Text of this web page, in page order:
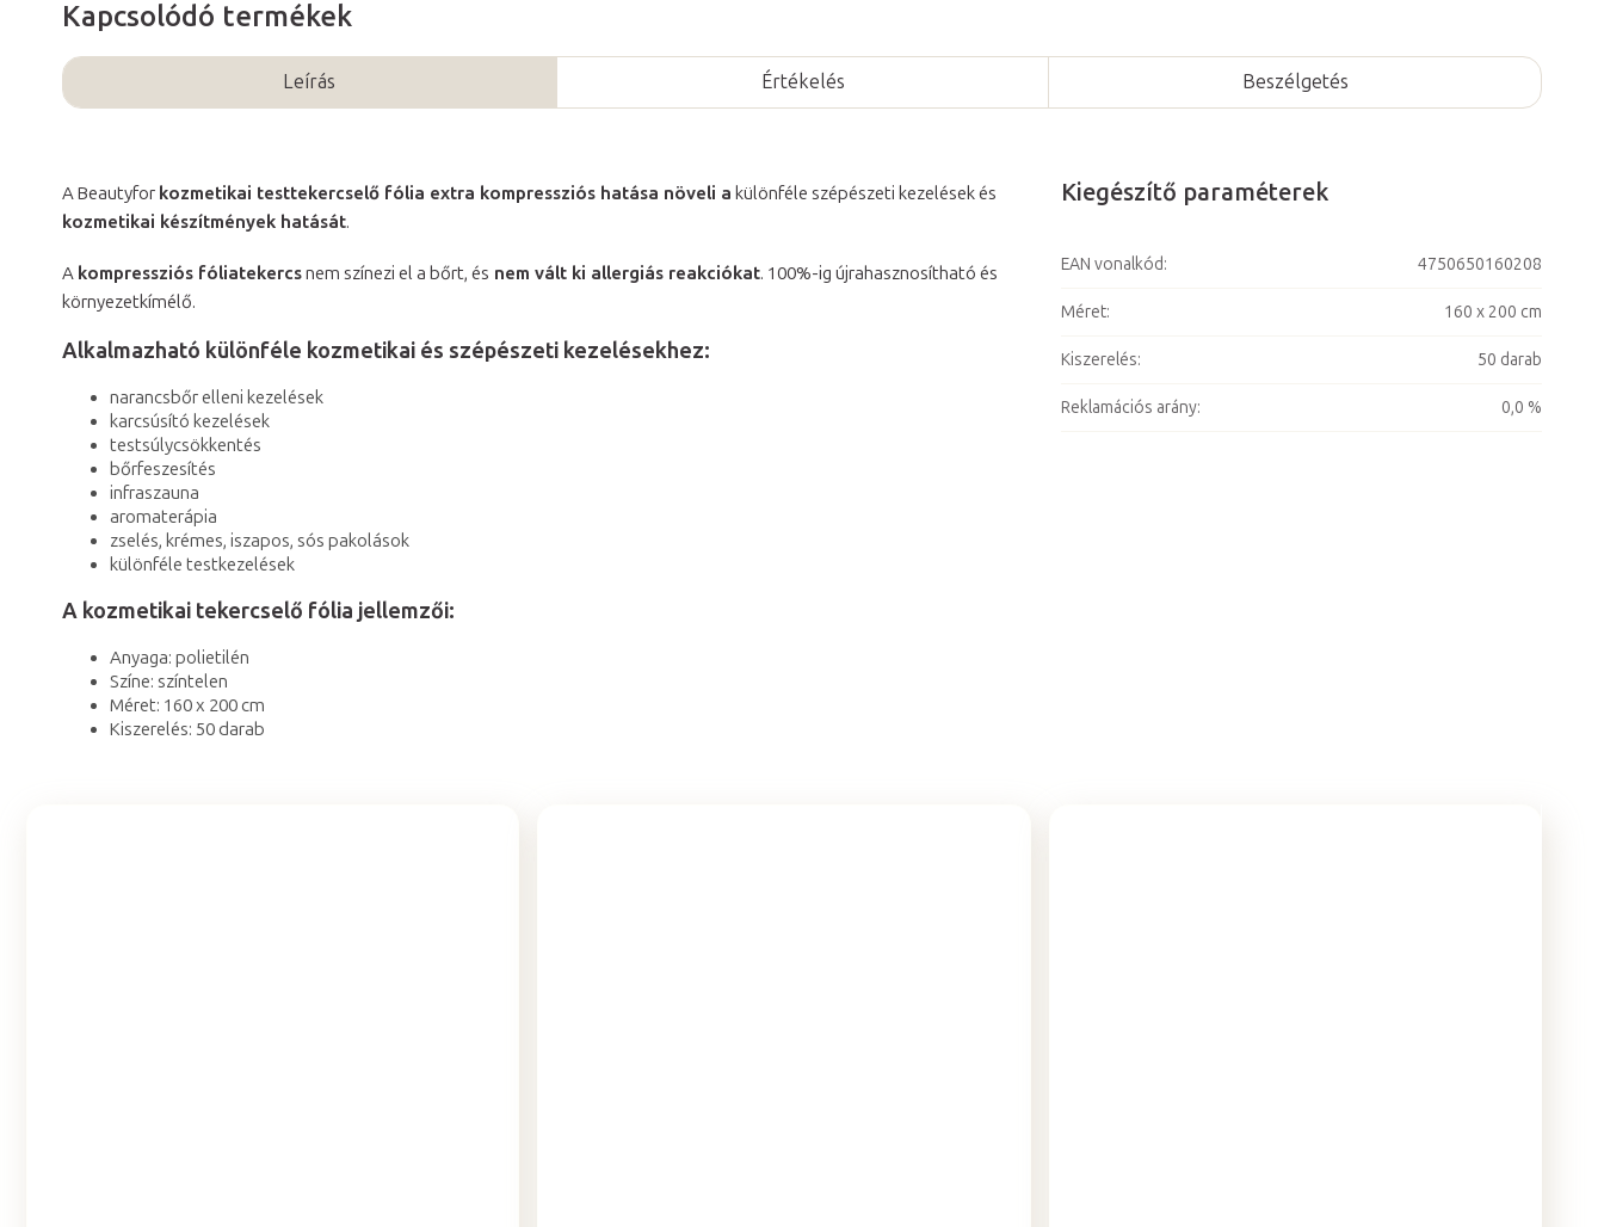
Kapcsolódó termékek
Leírás Értékelés Beszélgetés
A Beautyfor kozmetikai testtekercselő fólia extra kompressziós hatása növeli a különféle szépészeti kezelések és
kozmetikai készítmények hatását.
A kompressziós fóliatekercsnem színezi el a bőrt, és nem vált ki allergiás reakciókat. 100%-ig újrahasznosítható és
környezetkímélő.
Alkalmazható különféle kozmetikai és szépészeti kezelésekhez:
narancsbőr elleni kezelések
karcsúsító kezelések
testsúlycsökkentés
bőrfeszesítés
infraszauna
aromaterápia
zselés, krémes, iszapos, sós pakolások
különféle testkezelések
A kozmetikai tekercselő fólia jellemzői:
Anyaga: polietilén
Színe: színtelen
Méret: 160 x 200 cm
Kiszerelés: 50 darab
Kiegészítő paraméterek
EAN vonalkód: 4750650160208
Méret: 160 x 200 cm
Kiszerelés: 50 darab
Reklamációs arány: 0,0 %